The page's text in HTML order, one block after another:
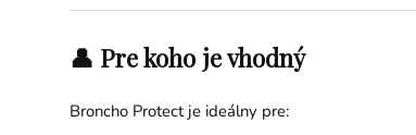
👤 Pre koho je vhodný
Broncho Protect je ideálny pre: